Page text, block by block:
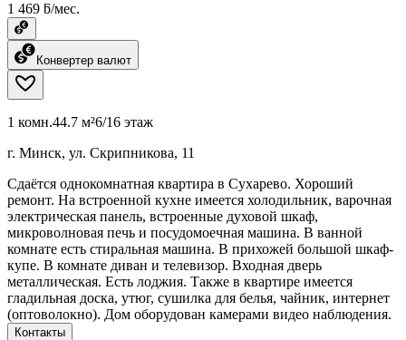
1 469 ƃ/мес.
Конвертер валют
1 комн.44.7 м²6/16 этаж
г. Минск, ул. Скрипникова, 11
Сдаётся однокомнатная квартира в Сухарево. Хороший
ремонт. На встроенной кухне имеется холодильник, варочная
электрическая панель, встроенные духовой шкаф,
микроволновая печь и посудомоечная машина. В ванной
комнате есть стиральная машина. В прихожей большой шкаф-
купе. В комнате диван и телевизор. Входная дверь
металлическая. Есть лоджия. Также в квартире имеется
гладильная доска, утюг, сушилка для белья, чайник, интернет
(оптоволокно). Дом оборудован камерами видео наблюдения.
Контакты